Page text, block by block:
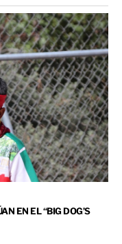
EN EL “BIG DOG’S